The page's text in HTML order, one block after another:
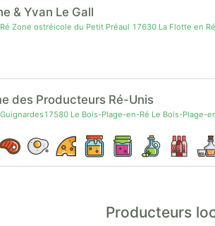
& Yvan Le Gall
Zone ostréicole du Petit Préaul 17630 La Flotte en
des Producteurs Ré-Unis
Le Bois-Plage-en-Ré Le Bois-Plage-
Producteurs